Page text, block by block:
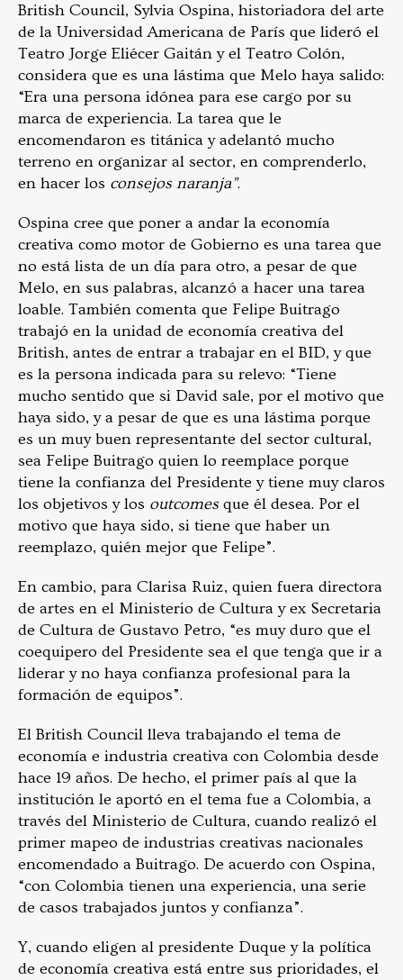
British Council, Sylvia Ospina, historiadora del arte
de la Universidad Americana de París que lideró el
Teatro Jorge Eliécer Gaitán y el Teatro Colón,
considera que es una lástima que Melo haya salido:
“Era una persona idónea para ese cargo por su
marca de experiencia. La tarea que le
encomendaron es titánica y adelantó mucho
terreno en organizar al sector, en comprenderlo,
en hacer los consejos naranja”.
Ospina cree que poner a andar la economía
creativa como motor de Gobierno es una tarea que
no está lista de un día para otro, a pesar de que
Melo, en sus palabras, alcanzó a hacer una tarea
loable. También comenta que Felipe Buitrago
trabajó en la unidad de economía creativa del
British, antes de entrar a trabajar en el BID, y que
es la persona indicada para su relevo: “Tiene
mucho sentido que si David sale, por el motivo que
haya sido, y a pesar de que es una lástima porque
es un muy buen representante del sector cultural,
sea Felipe Buitrago quien lo reemplace porque
tiene la confianza del Presidente y tiene muy claros
los objetivos y los outcomes que él desea. Por el
motivo que haya sido, si tiene que haber un
reemplazo, quién mejor que Felipe”.
En cambio, para Clarisa Ruiz, quien fuera directora
de artes en el Ministerio de Cultura y ex Secretaria
de Cultura de Gustavo Petro, “es muy duro que el
coequipero del Presidente sea el que tenga que ir a
liderar y no haya confianza profesional para la
formación de equipos”.
El British Council lleva trabajando el tema de
economía e industria creativa con Colombia desde
hace 19 años. De hecho, el primer país al que la
institución le aportó en el tema fue a Colombia, a
través del Ministerio de Cultura, cuando realizó el
primer mapeo de industrias creativas nacionales
encomendado a Buitrago. De acuerdo con Ospina,
“con Colombia tienen una experiencia, una serie
de casos trabajados juntos y confianza”.
Y, cuando eligen al presidente Duque y la política
de economía creativa está entre sus prioridades, el